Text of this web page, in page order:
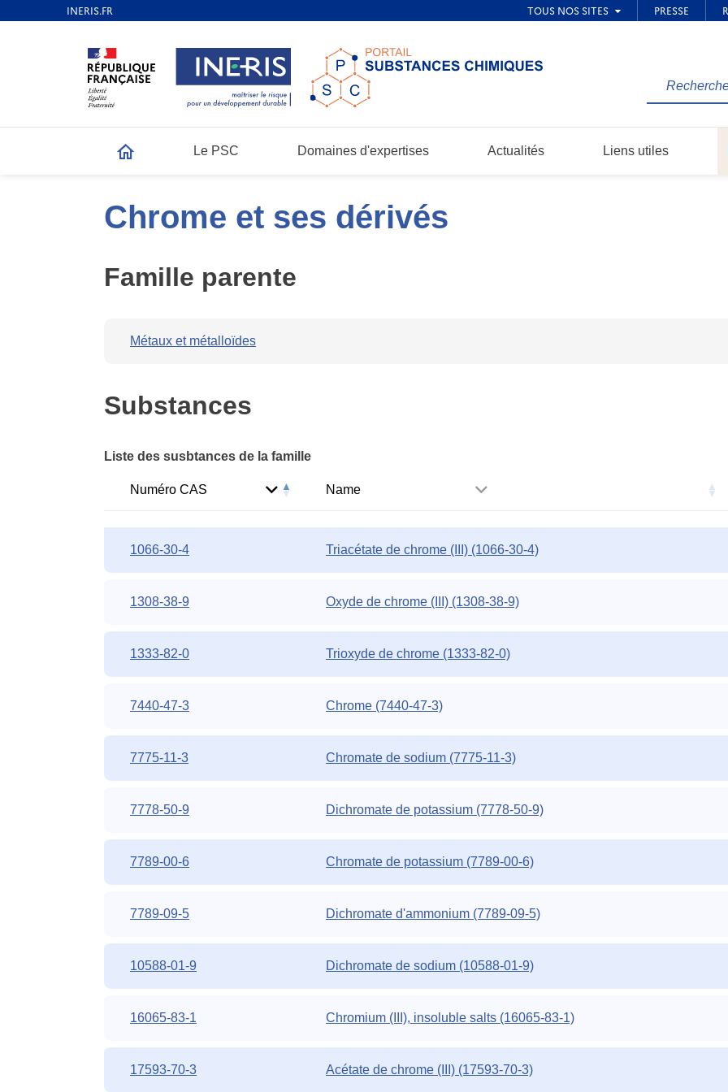
Rechercher
le
Accueil
Le PSC Domaines d'expertises Actualités Liens utiles
Chrome et ses dérivés
Famille parente
Métaux et métalloïdes
Substances
Liste des susbtances de la famille
Numéro CAS Name
1066-30-4 Triacétate de chrome (III) (1066-30-4)
1308-38-9 Oxyde de chrome (III) (1308-38-9)
1333-82-0 Trioxyde de chrome (1333-82-0)
7440-47-3 Chrome (7440-47-3)
7775-11-3 Chromate de sodium (7775-11-3)
7778-50-9 Dichromate de potassium (7778-50-9)
7789-00-6 Chromate de potassium (7789-00-6)
7789-09-5 Dichromate d'ammonium (7789-09-5)
10588-01-9 Dichromate de sodium (10588-01-9)
16065-83-1 Chromium (III), insoluble salts (16065-83-1)
17593-70-3 Acétate de chrome (III) (17593-70-3)